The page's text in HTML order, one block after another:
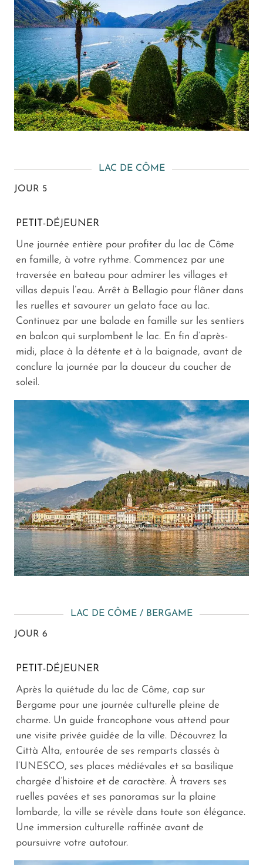
LAC DE CÔME
JOUR 5
PETIT-DÉJEUNER
Une journée entière pour profiter du lac de Côme
en famille, à votre rythme. Commencez par une
traversée en bateau pour admirer les villages et
villas depuis l’eau. Arrêt à Bellagio pour flâner dans
les ruelles et savourer un gelato face au lac.
Continuez par une balade en famille sur les sentiers
en balcon qui surplombent le lac. En fin d’après-
midi, place à la détente et à la baignade, avant de
conclure la journée par la douceur du coucher de
soleil.
LAC DE CÔME / BERGAME
JOUR 6
PETIT-DÉJEUNER
Après la quiétude du lac de Côme, cap sur
Bergame pour une journée culturelle pleine de
charme. Un guide francophone vous attend pour
une visite privée guidée de la ville. Découvrez la
Città Alta, entourée de ses remparts classés à
l’UNESCO, ses places médiévales et sa basilique
chargée d’histoire et de caractère. À travers ses
ruelles pavées et ses panoramas sur la plaine
lombarde, la ville se révèle dans toute son élégance.
Une immersion culturelle raffinée avant de
poursuivre votre autotour.